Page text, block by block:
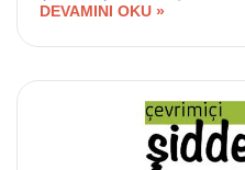
DEVAMINI OKU »